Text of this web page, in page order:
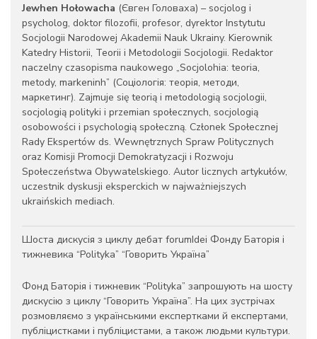
Jewhen Hołowacha (Євген Головаха) – socjolog i
psycholog, doktor filozofii, profesor, dyrektor Instytutu
Socjologii Narodowej Akademii Nauk Ukrainy. Kierownik
Katedry Historii, Teorii i Metodologii Socjologii. Redaktor
naczelny czasopisma naukowego „Socjolohia: teoria,
metody, markeninh” (Соціологія: теорія, методи,
маркетинг). Zajmuje się teorią i metodologią socjologii,
socjologią polityki i przemian społecznych, socjologią
osobowości i psychologią społeczną. Członek Społecznej
Rady Ekspertów ds. Wewnętrznych Spraw Politycznych
oraz Komisji Promocji Demokratyzacji i Rozwoju
Społeczeństwa Obywatelskiego. Autor licznych artykułów,
uczestnik dyskusji eksperckich w najważniejszych
ukraińskich mediach.
Шоста дискусія з циклу дебат forumIdei Фонду Баторія і
тижневика “Polityka” “Говорить Україна”
Фонд Баторія і тижневик “Polityka” запрошують на шосту
дискусію з циклу “Говорить Україна”. На цих зустрічах
розмовляємо з українськими експертками й експертами,
публіцистками і публіцистами, а також людьми культури.